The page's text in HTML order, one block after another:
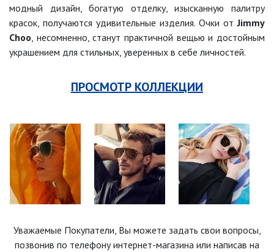
модный дизайн, богатую отделку, изысканную палитру
красок, получаются удивительные изделия. Очки отJimmy
Choo, несомненно, станут практичной вещью и достойным
украшением для стильных, уверенных в себе личностей.
ПРОСМОТР КОЛЛЕКЦИИ
Уважаемые Покупатели, Вы можете задать свои вопросы,
позвонив по телефону интернет-магазина или написав на